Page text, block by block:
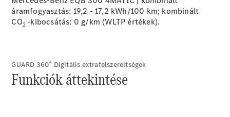
Összes SUV
EQE
Elektromos
áramfogyasztás: 19,2 - 17,2 kWh/100 km; kombinált
CO2 -kibocsátás: 0 g/km (WLTPértékek).
GUARD 360˚ Digitális extrafelszereltségek
Funkciók áttekintése